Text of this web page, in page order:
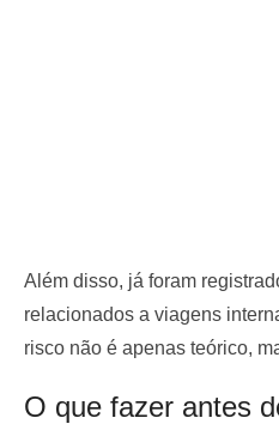
Além disso, já foram
relacionados a viagens
risco não é apenas teórico,
O que fazer antes